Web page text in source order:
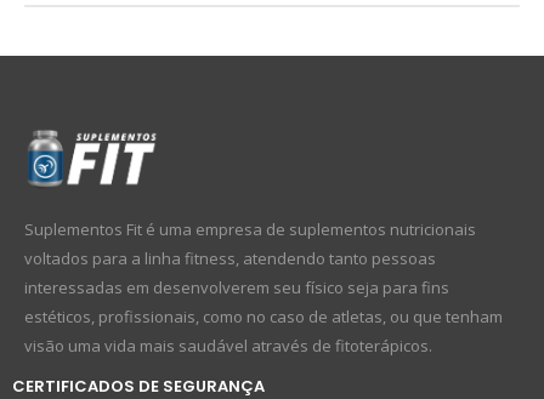
Suplementos Fit é uma empresa de suplementos nutricionais
voltados para a linha fitness, atendendo tanto pessoas
interessadas em desenvolverem seu físico seja para fins
estéticos, profissionais, como no caso de atletas, ou que tenham
visão uma vida mais saudável através de fitoterápicos.
CERTIFICADOS DE SEGURANÇA